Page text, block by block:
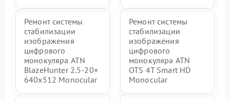
Ремонт системы
стабилизации
изображения
цифрового
монокуляра ATN
BlazeHunter 2.5‑20×
640x512 Monocular
Ремонт системы
стабилизации
изображения
цифрового
монокуляра ATN
OTS 4T Smart HD
Monocular